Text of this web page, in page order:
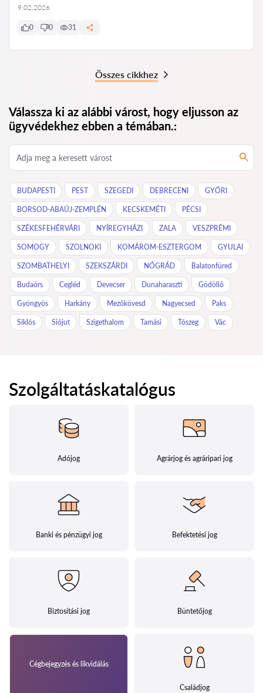
9.02.2026
0 0 31
Összes cikkhez
Válassza ki az alábbi várost, hogy eljusson az
ügyvédekhez ebben a témában.:
BUDAPESTI PEST SZEGEDI DEBRECENI GYŐRI
BORSOD-ABAÚJ-ZEMPLÉN KECSKEMÉTI PÉCSI
SZÉKESFEHÉRVÁRI NYÍREGYHÁZI ZALA VESZPRÉMI
SOMOGY SZOLNOKI KOMÁROM-ESZTERGOM GYULAI
SZOMBATHELYI SZEKSZÁRDI NÓGRÁD Balatonfüred
Budaörs Cegléd Devecser Dunaharaszti Gödöllő
Gyöngyös Harkány Mezőkövesd Nagyecsed Paks
Siklós Siójut Szigethalom Tamási Tószeg Vác
Szolgáltatáskatalógus
Adójog Agrárjog és agráripari jog
Banki és pénzügyi jog Befektetési jog
Biztosítási jog Büntetőjog
Cégbejegyzés és likvidálás
Családjog